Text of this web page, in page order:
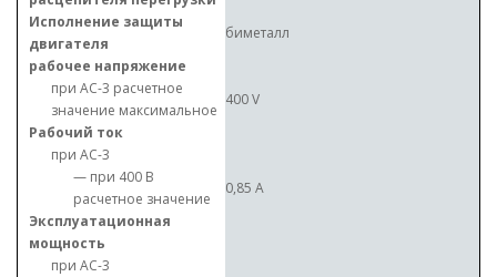
Исполнение защиты
двигателя
биметалл
рабочее напряжение
при AC-3 расчетное
значение максимальное
400 V
Рабочий ток
при AC-3
— при 400 В
расчетное значение
0,85 A
Эксплуатационная
мощность
при AC-3